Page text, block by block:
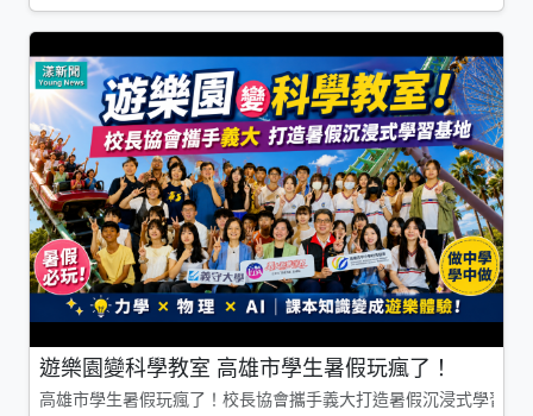
遊樂園變科學教室 高雄市學生暑假玩瘋了！
高雄市學生暑假玩瘋了！校長協會攜手義大打造暑假沉浸式學習基